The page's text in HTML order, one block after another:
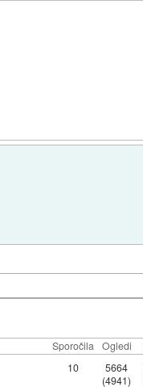
Sporočila Ogledi
10
5664
(4941)